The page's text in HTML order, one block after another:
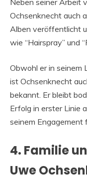
Ochsenknecht auch
Alben veröffentlicht
wie “Hairspray” und
Obwohl er in seinem
ist Ochsenknecht
bekannt. Er bleibt
Erfolg in erster Linie
seinem Engagement
4. Familie
Uwe